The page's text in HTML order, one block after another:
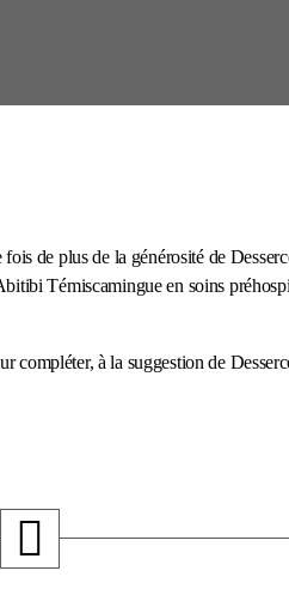
de plus de la générosité de
Témiscamingue en soins
compléter, à la suggestion de